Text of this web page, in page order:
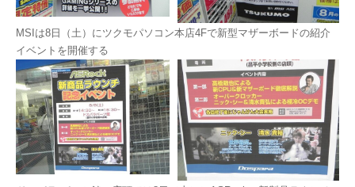
MSIは8日（土）にツクモパソコン本店4Fで新型マザーボードの紹介
イベントを開催する